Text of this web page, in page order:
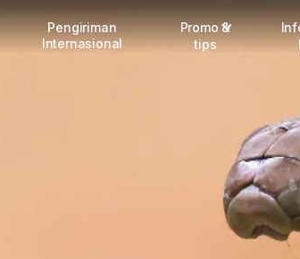
Pengiriman
Internasional
Promo &
tips
Info seller
Info mitra